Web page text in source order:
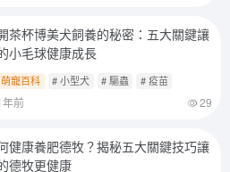
茶杯博美犬飼養的秘密：五大關鍵讓
小毛球健康成長
萌寵百科 # 小型犬 # 驅蟲 # 疫苗
年前 29
健康養肥德牧？揭秘五大關鍵技巧讓
德牧更健康